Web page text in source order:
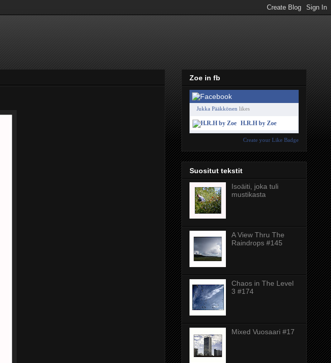
Zoe in fb
Jukka Pääkkönen likes
H.R.H by Zoe
Create your Like Badge
Suositut tekstit
Isoäiti, joka tuli
mustikasta
A View Thru The
Raindrops #145
Chaos in The Level
3 #174
Mixed Vuosaari #17